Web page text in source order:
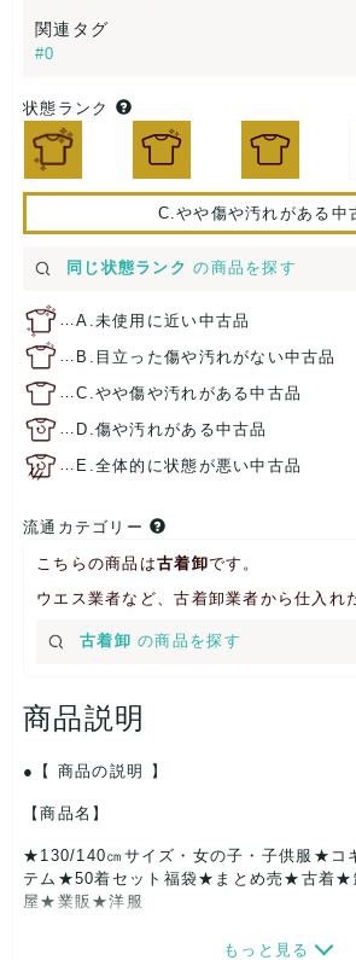
関連タグ
#0
状態ランク
C.やや傷や汚れがある中
同じ状態ランク の商品を探す
…A.未使用に近い中古品
… B.目立った傷や汚れがない中古品
…C.やや傷や汚れがある中古品
… D.傷や汚れがある中古品
… E.全体的に状態が悪い中古品
流通カテゴリー
こちらの商品は古着卸です。
ウエス業者など、古着卸業者から仕入れ
古着卸 の商品を探す
商品説明
【 商品の説明 】
【商品名】
★130/140㎝サイズ・女の子・子供服★コ
テム★50着セット福袋★まとめ売★古着
屋★業販★洋服
もっと見る